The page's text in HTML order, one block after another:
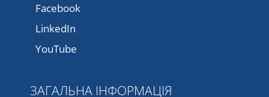
Facebook
LinkedIn
YouTube
ЗАГАЛЬНА ІНФОРМАЦІЯ